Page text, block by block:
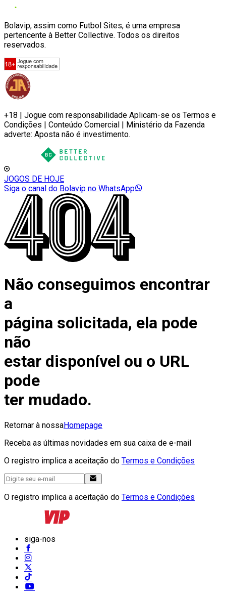
Bolavip, assim como Futbol Sites, é uma empresa
pertencente à Better Collective. Todos os direitos
reservados.
+18 | Jogue com responsabilidade Aplicam-se os Termos e
Condições | Conteúdo Comercial | Ministério da Fazenda
adverte: Aposta não é investimento.
JOGOS DE HOJE
Siga o canal do Bolavip no WhatsApp
Não conseguimos encontrar
a
página solicitada, ela pode
não
estar disponível ou o URL
pode
ter mudado.
Retornar à nossaHomepage
Receba as últimas novidades em sua caixa de e-mail
O registro implica a aceitação do Termos e Condições
O registro implica a aceitação do Termos e Condições
siga-nos